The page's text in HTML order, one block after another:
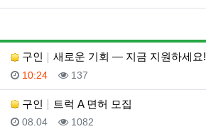
구인
새로운 기회 — 지금 지원하세요!
등록일
10:24 조회
137
구인 트럭 A 면허 모집
등록일
08.04 조회
1082